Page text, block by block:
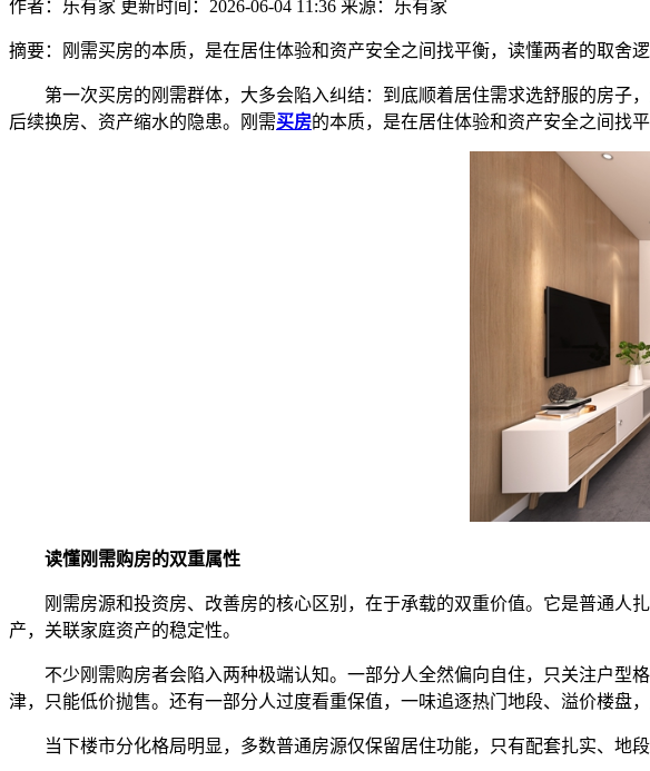
作者：乐有家 更新时间：2026-06-04 11:36 来源：乐有家
摘要： 刚需买房的本质，是在居住体验和资产安全之间找平衡，读懂两者的取舍
第一次买房的刚需群体，大多会陷入纠结：到底顺着居住需求选舒服的房子
后续换房、资产缩水的隐患。刚需买房的本质，是在居住体验和资产安全之间找
读懂刚需购房的双重属性
刚需房源和投资房、改善房的核心区别，在于承载的双重价值。它是普通人
产，关联家庭资产的稳定性。
不少刚需购房者会陷入两种极端认知。一部分人全然偏向自住，只关注户型
津，只能低价抛售。还有一部分人过度看重保值，一味追逐热门地段、溢价楼盘
当下楼市分化格局明显，多数普通房源仅保留居住功能，只有配套扎实、地段